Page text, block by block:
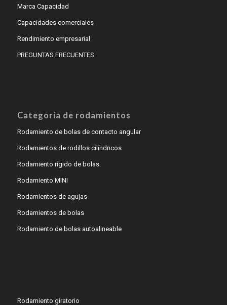
Marca Capacidad
Capacidades comerciales
Rendimiento empresarial
PREGUNTAS FRECUENTES
Categoría de rodamientos
Rodamiento de bolas de contacto angular
Rodamientos de rodillos cilíndricos
Rodamiento rígido de bolas
Rodamiento MINI
Rodamientos de agujas
Rodamientos de bolas
Rodamiento de bolas autoalineable
Rodamiento giratorio